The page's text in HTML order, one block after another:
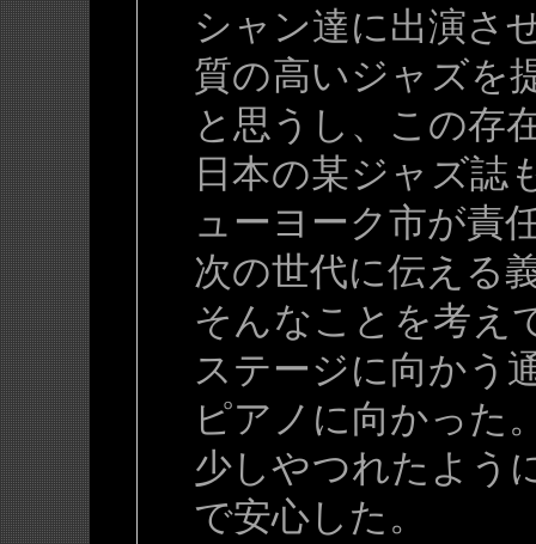
シャン達に出演さ
質の高いジャズを
と思うし、この存
日本の某ジャズ誌
ューヨーク市が責
次の世代に伝える
そんなことを考え
ステージに向かう
ピアノに向かった
少しやつれたよう
で安心した。